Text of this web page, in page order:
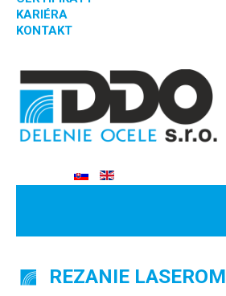
KARIÉRA
KONTAKT
REZANIE LASEROM